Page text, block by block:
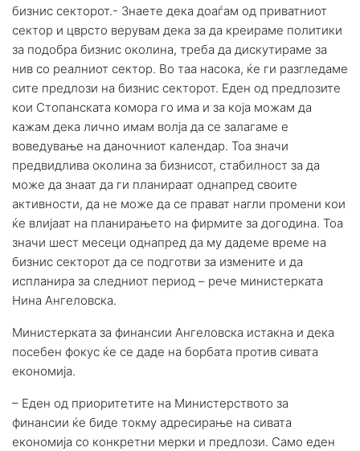
бизнис секторот.- Знаете дека доаѓам од приватниот
сектор и цврсто верувам дека за да креираме политики
за подобра бизнис околина, треба да дискутираме за
нив со реалниот сектор. Во таа насока, ќе ги разгледаме
сите предлози на бизнис секторот. Еден од предлозите
кои Стопанската комора го има и за која можам да
кажам дека лично имам волја да се залагаме е
воведување на даночниот календар. Тоа значи
предвидлива околина за бизнисот, стабилност за да
може да знаат да ги планираат однапред своите
активности, да не може да се прават нагли промени кои
ќе влијаат на планирањето на фирмите за догодина. Тоа
значи шест месеци однапред да му дадеме време на
бизнис секторот да се подготви за измените и да
испланира за следниот период – рече министерката
Нина Ангеловска.
Министерката за финансии Ангеловска истакна и дека
посебен фокус ќе се даде на борбата против сивата
економија.
– Еден од приоритетите на Министерството за
финансии ќе биде токму адресирање на сивата
економија со конкретни мерки и предлози. Само еден